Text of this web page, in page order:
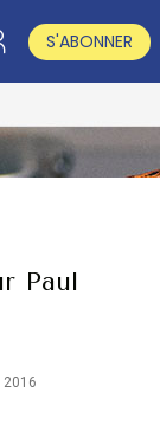
S'ABONNER
Paul
2016